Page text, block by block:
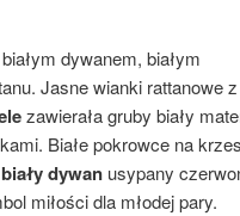
dywanem, białym
Jasne wianki rattanowe z
zawierała gruby biały
Białe pokrowce na
biały dywan usypany
miłości dla młodej pary.